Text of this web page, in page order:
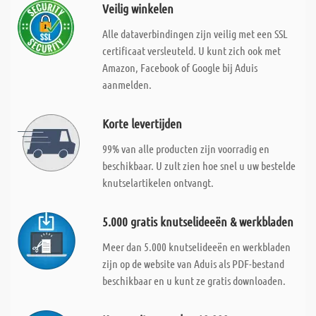
Veilig winkelen
Alle dataverbindingen zijn veilig met een SSL
certificaat versleuteld. U kunt zich ook met
Amazon, Facebook of Google bij Aduis
aanmelden.
Korte levertijden
99% van alle producten zijn voorradig en
beschikbaar. U zult zien hoe snel u uw bestelde
knutselartikelen ontvangt.
5.000 gratis knutselideeën & werkbladen
Meer dan 5.000 knutselideeën en werkbladen
zijn op de website van Aduis als PDF-bestand
beschikbaar en u kunt ze gratis downloaden.